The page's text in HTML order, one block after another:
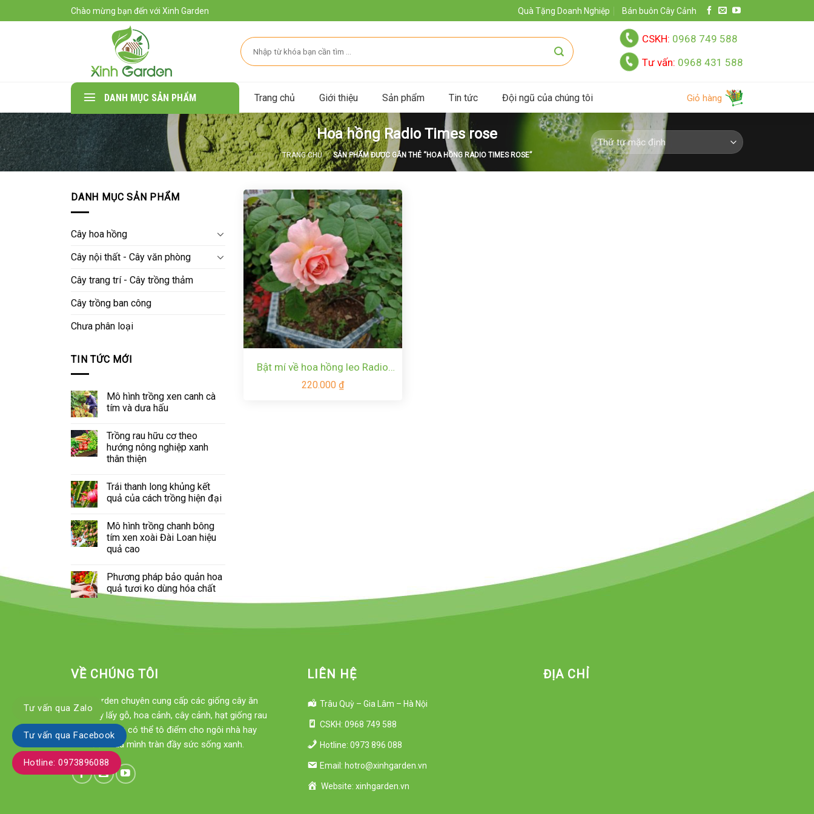
to
Chào mừng bạn đến với Xinh Garden Quà Tặng Doanh Nghiệp Bán buôn Cây Cảnh
Tìm
kiếm:
CSKH: 0968 749 588
Tư vấn: 0968 431 588
DANH MỤC SẢN PHẨM Trang chủ Giới thiệu Sản phẩm Tin tức Đội ngũ của chúng tôi Giỏ hàng
Hoa hồng Radio Times rose
TRANG CHỦ / SẢN PHẨM ĐƯỢC GẮN THẺ “HOA HỒNG RADIO TIMES ROSE”
DANH MỤC SẢN PHẨM
Cây hoa hồng
Cây nội thất - Cây văn phòng
Cây trang trí - Cây trồng thảm
Cây trồng ban công
Chưa phân loại
TIN TỨC MỚI
Mô hình trồng xen canh cà
tím và dưa hấu
Trồng rau hữu cơ theo
hướng nông nghiệp xanh
thân thiện
Trái thanh long khủng kết
quả của cách trồng hiện đại
Mô hình trồng chanh bông
tím xen xoài Đài Loan hiệu
quả cao
Phương pháp bảo quản hoa
quả tươi ko dùng hóa chất
Bật mí về hoa hồng leo Radio
Times rose
220.000 ₫
VỀ CHÚNG TÔI
Xinh Garden chuyên cung cấp các giống cây ăn
quả, cây lấy gỗ, hoa cảnh, cây cảnh, hạt giống rau
sạch... để bạn có thể tô điểm cho ngôi nhà hay
khu vườn của mình tràn đầy sức sống xanh.
LIÊN HỆ
Trâu Quỳ – Gia Lâm – Hà Nội
CSKH: 0968 749 588
Hotline: 0973 896 088
Email: hotro@xinhgarden.vn
Website: xinhgarden.vn
ĐỊA CHỈ
Tư vấn qua Zalo
Tư vấn qua Facebook
Hotline: 0973896088